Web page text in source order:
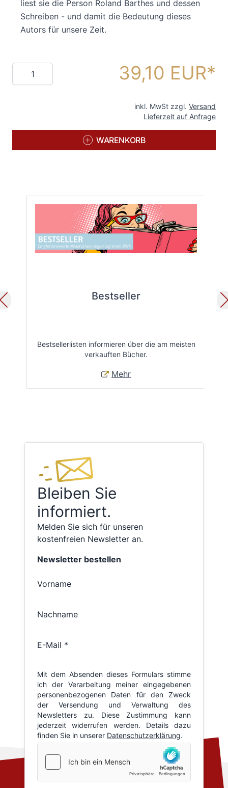
liest sie die Person Roland Barthes und dessen
Schreiben - und damit die Bedeutung dieses
Autors für unsere Zeit.
Menge 39,10 EUR
inkl. MwSt zzgl. Versand
Lieferzeit auf Anfrage
WARENKORB
Bestseller
Bestsellerlisten informieren über die am meisten
verkauften Bücher.
Mehr
Bleiben Sie
informiert.
Melden Sie sich für unseren
kostenfreien Newsletter an.